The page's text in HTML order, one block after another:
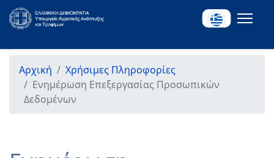
Αρχική
Χρήσιμες Πληροφορίες
Ενημέρωση Επεξεργασίας Προσωπικών
Δεδομένων